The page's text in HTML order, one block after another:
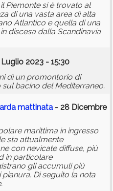
Piemonte si è trovato al
di una vasta area di alta
Atlantico e quella di una
discesa dalla Scandinavia
2023 - 15:30
di un promontorio di
bacino del Mediterraneo.
mattinata - 28 Dicembre
marittima in ingresso
sta attualmente
con nevicate diffuse, più
in particolare
gli accumuli più
Di seguito la nota